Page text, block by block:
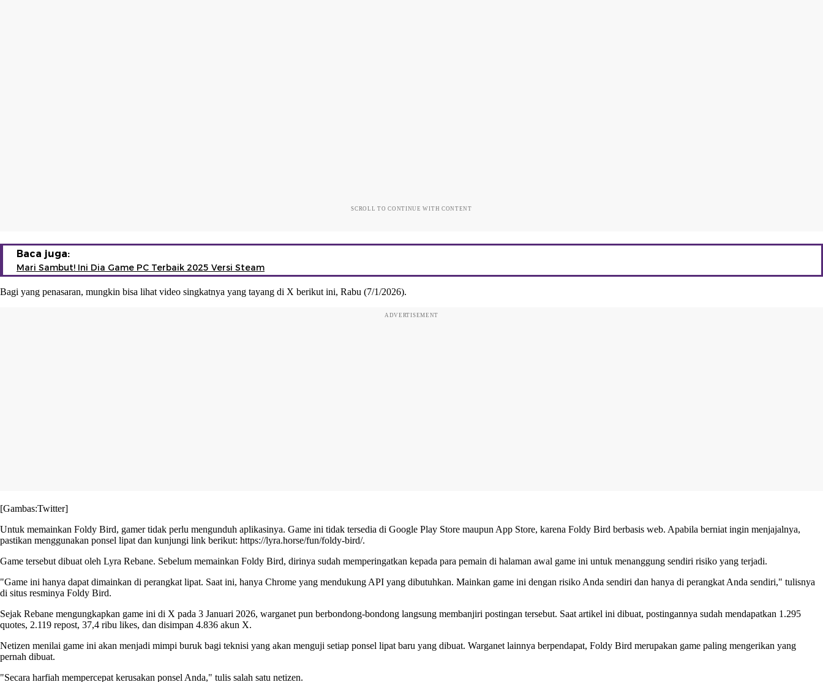
SCROLL TO CONTINUE WITH CONTENT
Baca juga:
Mari Sambut! Ini Dia Game PC Terbaik 2025 Versi Steam
Bagi yang penasaran, mungkin bisa lihat video singkatnya yang tayang di X berikut ini, Rabu (7/1/2026).
ADVERTISEMENT
[Gambas:Twitter]
Untuk memainkan Foldy Bird, gamer tidak perlu mengunduh aplikasinya. Game ini tidak tersedia di Google Play Store maupun App Store, karena Foldy Bird berbasis web. Apabila berniat ingin menjajalnya,
pastikan menggunakan ponsel lipat dan kunjungi link berikut: https://lyra.horse/fun/foldy-bird/.
Game tersebut dibuat oleh Lyra Rebane. Sebelum memainkan Foldy Bird, dirinya sudah memperingatkan kepada para pemain di halaman awal game ini untuk menanggung sendiri risiko yang terjadi.
"Game ini hanya dapat dimainkan di perangkat lipat. Saat ini, hanya Chrome yang mendukung API yang dibutuhkan. Mainkan game ini dengan risiko Anda sendiri dan hanya di perangkat Anda sendiri," tulisnya
di situs resminya Foldy Bird.
Sejak Rebane mengungkapkan game ini di X pada 3 Januari 2026, warganet pun berbondong-bondong langsung membanjiri postingan tersebut. Saat artikel ini dibuat, postingannya sudah mendapatkan 1.295
quotes, 2.119 repost, 37,4 ribu likes, dan disimpan 4.836 akun X.
Netizen menilai game ini akan menjadi mimpi buruk bagi teknisi yang akan menguji setiap ponsel lipat baru yang dibuat. Warganet lainnya berpendapat, Foldy Bird merupakan game paling mengerikan yang
pernah dibuat.
"Secara harfiah mempercepat kerusakan ponsel Anda," tulis salah satu netizen.